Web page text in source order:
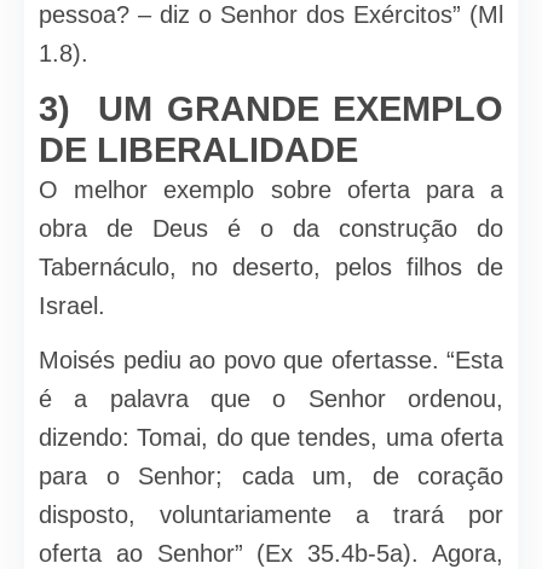
pessoa? – diz o Senhor dos Exércitos” (Ml
1.8).
3) UM GRANDE EXEMPLO
DE LIBERALIDADE
O melhor exemplo sobre oferta para a
obra de Deus é o da construção do
Tabernáculo, no deserto, pelos filhos de
Israel.
Moisés pediu ao povo que ofertasse. “Esta
é a palavra que o Se­nhor ordenou,
dizendo: Tomai, do que tendes, uma oferta
para o Senhor; cada um, de coração
disposto, voluntariamente a trará por
oferta ao Se­nhor” (Ex 35.4b-5a). Agora,